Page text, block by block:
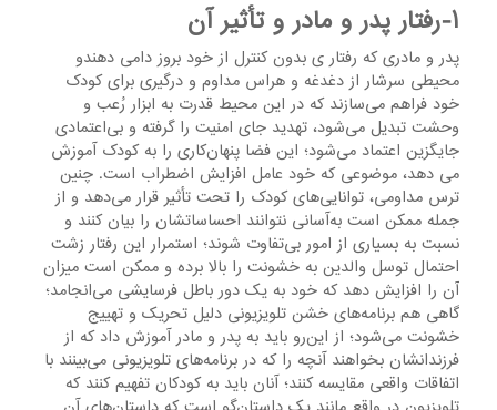
۱-رفتار پدر و مادر و تأثیر آن
پدر و مادری که رفتار ی بدون کنترل از خود بروز دامی دهندو
محیطی سرشار از دغدغه و هراس مداوم و درگیری برای کودک
خود فراهم می‌سازند که در این محیط قدرت به ابزار رُعب و
وحشت تبدیل می‌شود، تهدید جای امنیت را گرفته و بی‌اعتمادی
جایگزین اعتماد می‌شود؛ این فضا پنهان‌کاری را به کودک آموزش
می دهد، موضوعی که خود عامل افزایش اضطراب است. چنین
ترس مداومی، توانایی‌های کودک را تحت تأثیر قرار می‌دهد و از
جمله ممکن است به‌آسانی نتوانند احساساتشان را بیان کنند و
نسبت به بسیاری از امور بی‌تفاوت شوند؛ استمرار این رفتار زشت
احتمال توسل والدین به خشونت را بالا برده و ممکن است میزان
آن را افزایش دهد که خود به یک دور باطل فرسایشی می‌انجامد؛
گاهی هم برنامه‌های خشن تلویزیونی دلیل تحریک و تهییج
خشونت می‌شود؛ از این‌رو باید به پدر و مادر آموزش داد که از
فرزندانشان بخواهند آنچه را که در برنامه‌های تلویزیونی می‌بینند با
اتفاقات واقعی مقایسه کنند؛ آنان باید به کودکان تفهیم کنند که